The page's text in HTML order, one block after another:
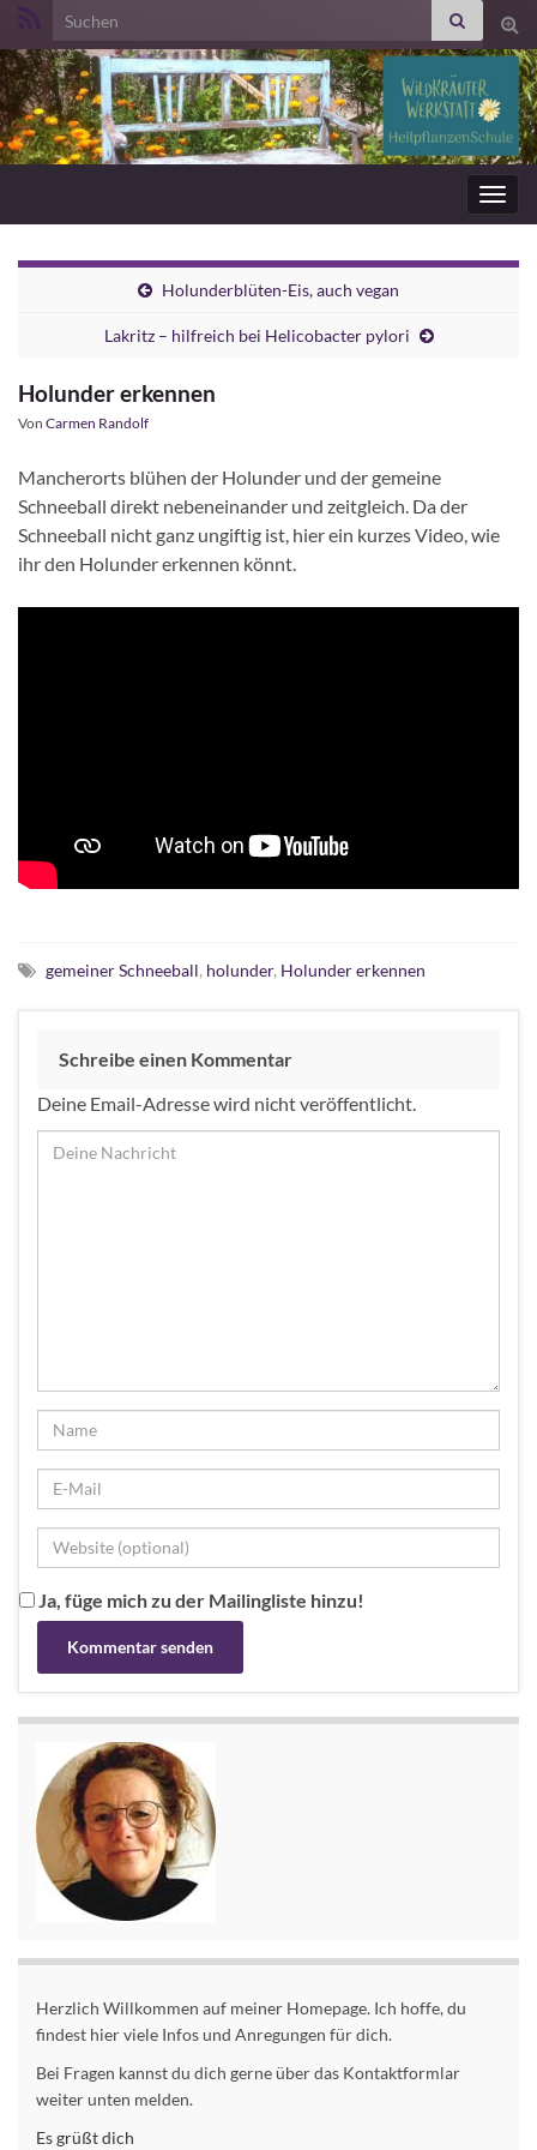
Search for:
Holunderblüten-Eis, auch vegan
Lakritz – hilfreich bei Helicobacter pylori
Holunder erkennen
Von Carmen Randolf
Mancherorts blühen der Holunder und der gemeine
Schneeball direkt nebeneinander und zeitgleich. Da der
Schneeball nicht ganz ungiftig ist, hier ein kurzes Video, wie
ihr den Holunder erkennen könnt.
gemeiner Schneeball, holunder, Holunder erkennen
Schreibe einen Kommentar
Deine Email-Adresse wird nicht veröffentlicht.
Ja, füge mich zu der Mailingliste hinzu!
Alternative:
Herzlich Willkommen auf meiner Homepage. Ich hoffe, du
findest hier viele Infos und Anregungen für dich.
Bei Fragen kannst du dich gerne über das Kontaktformlar
weiter unten melden.
Es grüßt dich